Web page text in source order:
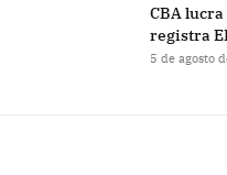
CBA lucra
registra
5 de agosto